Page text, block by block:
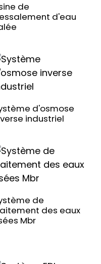
de
d'eau
d'osmose
industriel
de
des eaux
Mbr